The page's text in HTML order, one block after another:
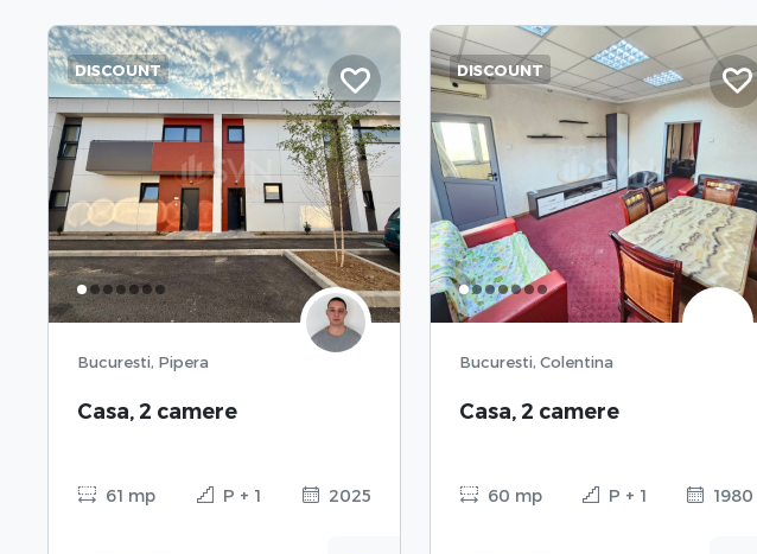
DISCOUNT
Bucuresti, Pipera
Casa, 2 camere
61 mp P + 1 2025
DISCOUNT
Bucuresti, Colentina
Casa, 2 camere
60 mp P + 1 1980